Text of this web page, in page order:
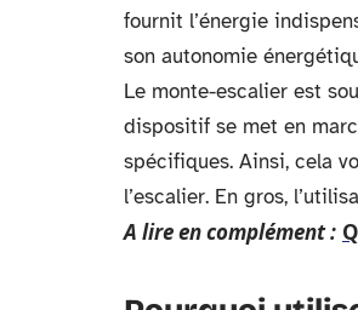
fournit l’énergie
son autonomie
Le monte-escalier est
dispositif se met en
spécifiques. Ainsi, cela
l’escalier. En gros,
A lire en complément :